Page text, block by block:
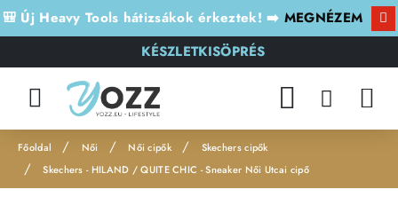
🎒 Új Heavy Tools hátizsákok érkeztek! ➡️ MEGNÉZEM
KÉSZLETKISÖPRÉS
o
Női Női cipők
Skechers cipők
Skechers - HILAND / QUITE CHIC - Sneaker Női Utcai cipő